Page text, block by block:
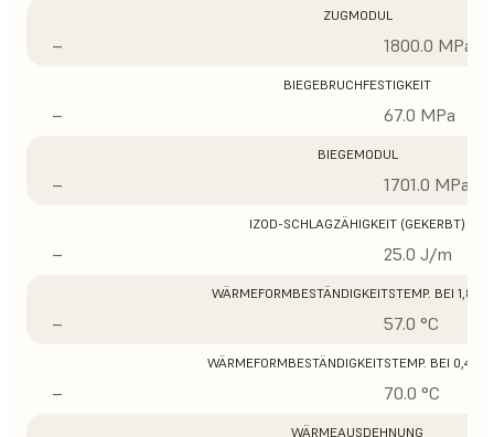
ZUGMODUL
– 1800.0 MPa
BIEGEBRUCHFESTIGKEIT
– 67.0 MPa
BIEGEMODUL
– 1701.0 MPa
IZOD-SCHLAGZÄHIGKEIT (GEKERBT)
– 25.0 J/m
WÄRMEFORMBESTÄNDIGKEITSTEMP. BEI 1,8
– 57.0 °C
WÄRMEFORMBESTÄNDIGKEITSTEMP. BEI 0,45
– 70.0 °C
WÄRMEAUSDEHNUNG